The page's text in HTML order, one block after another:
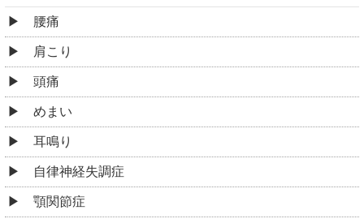
腰痛
肩こり
頭痛
めまい
耳鳴り
自律神経失調症
顎関節症